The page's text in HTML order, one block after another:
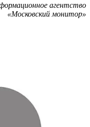
агентство
«Московский монитор»